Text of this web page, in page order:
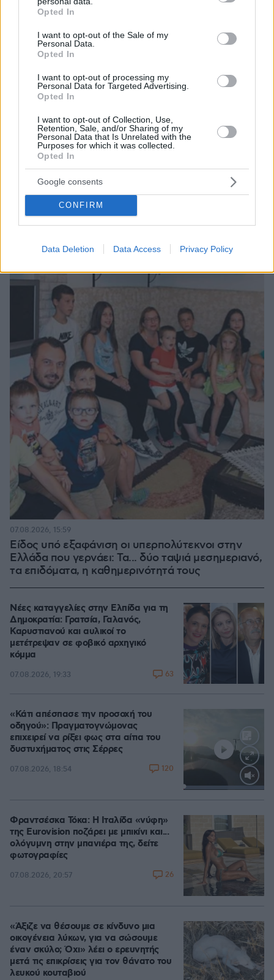
grant or deny consent to Google and its third-party tags to
use your data for below specified purposes in below Google
consent section.
Opted In
I want to opt-out of the Sale of my
Personal Data.
Opted In
I want to opt-out of processing my
Personal Data for Targeted Advertising.
Opted In
I want to opt-out of Collection, Use,
Retention, Sale, and/or Sharing of my
Personal Data that Is Unrelated with the
Purposes for which it was collected.
Opted In
Google consents
CONFIRM
Data Deletion Data Access Privacy Policy
Άλλος για data center; Επενδύσεις €50 δισ. την
07.08.2026, 20:16
Είδος υπό εξαφάνιση οι υπερπολύτεκνοι στην
Ελλάδα που γερνάει: Τα... δύο ταψιά μεσημεριανό,
τα επιδόματα, η καθημερινότητά τους
07.08.2026, 15:59
Νέες καταγγελίες στην Ελπίδα για τη
Δημοκρατία: Γρατσία, Γαλανός,
Καρυστιανού και αυλικοί το
μετέτρεψαν σε φοβικό αρχηγικό
κόμμα
07.08.2026, 19:33 63
Loaded:
«Κάτι απέσπασε την προσοχή του
οδηγού»: Πραγματογνώμονας
επιχειρεί να ρίξει φως στα αίτια του
δυστυχήματος στις Σέρρες
07.08.2026, 18:54 120
Φραντσέσκα Τόκα: Η Ιταλίδα «νύφη»
της Eurovision ποζάρει με μπικίνι και...
ολόγυμνη στην μπανιέρα της, δείτε
φωτογραφίες
07.08.2026, 20:57 26
«Άξιζε να θέσουμε σε κίνδυνο μια
οικογένεια λύκων, για να σώσουμε
έναν σκύλο; Όχι» λέει ο ερευνητής
μετά τις επικρίσεις για τον θάνατο του
λευκού κουταβιού